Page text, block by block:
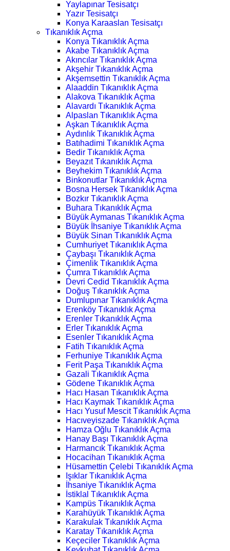
Yaylapınar Tesisatçı
Yazır Tesisatçı
Konya Karaaslan Tesisatçı
Tıkanıklık Açma
Konya Tıkanıklık Açma
Akabe Tıkanıklık Açma
Akıncılar Tıkanıklık Açma
Akşehir Tıkanıklık Açma
Akşemsettin Tıkanıklık Açma
Alaaddin Tıkanıklık Açma
Alakova Tıkanıklık Açma
Alavardı Tıkanıklık Açma
Alpaslan Tıkanıklık Açma
Aşkan Tıkanıklık Açma
Aydınlık Tıkanıklık Açma
Batıhadimi Tıkanıklık Açma
Bedir Tıkanıklık Açma
Beyazıt Tıkanıklık Açma
Beyhekim Tıkanıklık Açma
Binkonutlar Tıkanıklık Açma
Bosna Hersek Tıkanıklık Açma
Bozkır Tıkanıklık Açma
Buhara Tıkanıklık Açma
Büyük Aymanas Tıkanıklık Açma
Büyük İhsaniye Tıkanıklık Açma
Büyük Sinan Tıkanıklık Açma
Cumhuriyet Tıkanıklık Açma
Çaybaşı Tıkanıklık Açma
Çimenlik Tıkanıklık Açma
Çumra Tıkanıklık Açma
Devri Cedid Tıkanıklık Açma
Doğuş Tıkanıklık Açma
Dumlupınar Tıkanıklık Açma
Erenköy Tıkanıklık Açma
Erenler Tıkanıklık Açma
Erler Tıkanıklık Açma
Esenler Tıkanıklık Açma
Fatih Tıkanıklık Açma
Ferhuniye Tıkanıklık Açma
Ferit Paşa Tıkanıklık Açma
Gazali Tıkanıklık Açma
Gödene Tıkanıklık Açma
Hacı Hasan Tıkanıklık Açma
Hacı Kaymak Tıkanıklık Açma
Hacı Yusuf Mescit Tıkanıklık Açma
Hacıveyiszade Tıkanıklık Açma
Hamza Oğlu Tıkanıklık Açma
Hanay Başı Tıkanıklık Açma
Harmancık Tıkanıklık Açma
Hocacihan Tıkanıklık Açma
Hüsamettin Çelebi Tıkanıklık Açma
Işıklar Tıkanıklık Açma
İhsaniye Tıkanıklık Açma
İstiklal Tıkanıklık Açma
Kampüs Tıkanıklık Açma
Karahüyük Tıkanıklık Açma
Karakulak Tıkanıklık Açma
Karatay Tıkanıklık Açma
Keçeciler Tıkanıklık Açma